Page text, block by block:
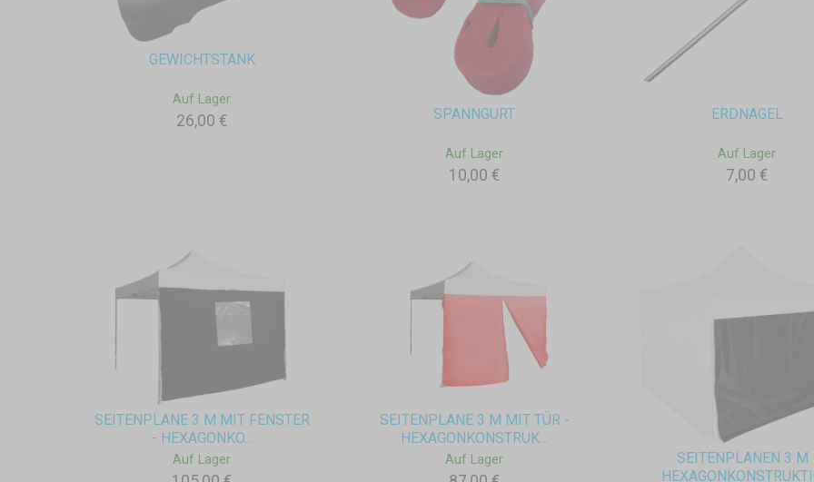
GEWICHTSTANK
Auf Lager
26,00 € SPANNGURT
Auf Lager
10,00 €
ERDNAGEL
Auf Lager
7,00 €
SEITENPLANE 3 M MIT FENSTER
- HEXAGONKO...
Auf Lager
SEITENPLANE 3 M MIT TÜR -
HEXAGONKONSTRUK...
Auf Lager
SEITENPLANEN 3 M